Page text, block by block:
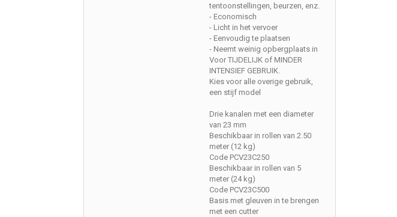
tentoonstellingen, beurzen, enz.
- Economisch
- Licht in het vervoer
- Eenvoudig te plaatsen
- Neemt weinig opbergplaats in
Voor TIJDELIJK of MINDER
INTENSIEF GEBRUIK.
Kies voor alle overige gebruik,
een stijf model
Drie kanalen met een diameter
van 23 mm
Beschikbaar in rollen van 2.50
meter (12 kg)
Code PCV23C250
Beschikbaar in rollen van 5
meter (24 kg)
Code PCV23C500
Basis met gleuven in te brengen
met een cutter